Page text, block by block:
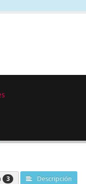
3 Descripción